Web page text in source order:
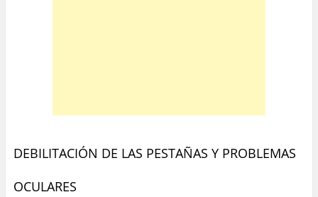
DEBILITACIÓN DE LAS PESTAÑAS Y PROBLEMAS
OCULARES